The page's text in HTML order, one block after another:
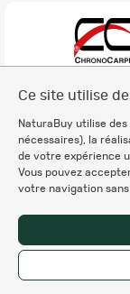
Ce site utilise
NaturaBuy utilise
nécessaires), la
de votre expérience
Vous pouvez
votre navigation
Charte éthique
Mentions légales
Règlement &
Politique de
des données
Personnalisation
Copyright © 2007-